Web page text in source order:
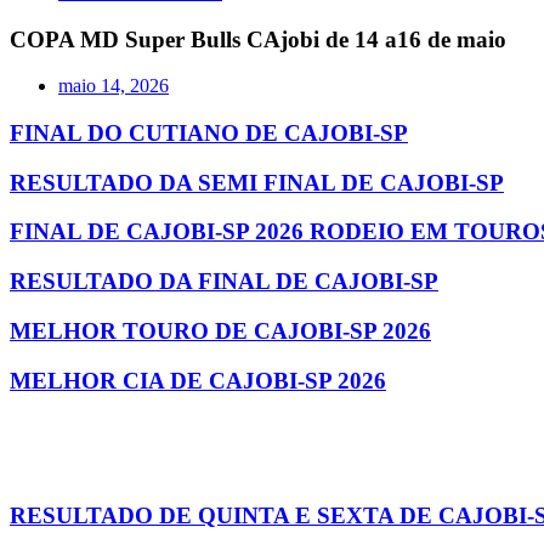
COPA MD Super Bulls CAjobi de 14 a16 de maio
maio 14, 2026
FINAL DO CUTIANO DE CAJOBI-SP
RESULTADO DA SEMI FINAL DE CAJOBI-SP
FINAL DE CAJOBI-SP 2026 RODEIO EM
RESULTADO DA FINAL DE CAJOBI-SP
MELHOR TOURO DE CAJOBI-SP 2026
MELHOR CIA DE CAJOBI-SP 2026
RESULTADO DE QUINTA E SEXTA DE CAJOBI-